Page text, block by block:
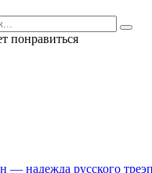
понравиться
— надежда русского